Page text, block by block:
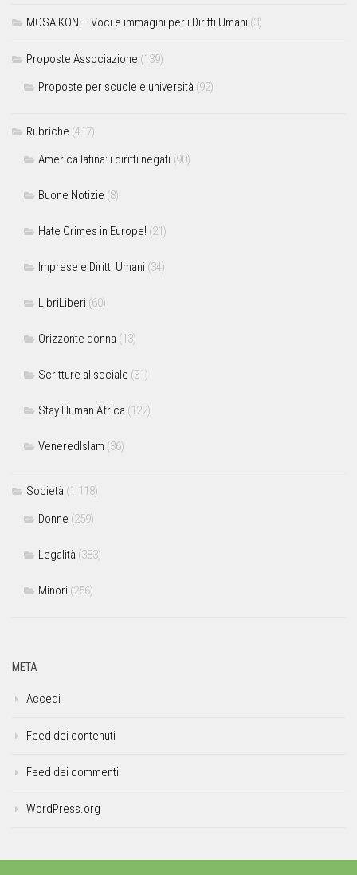
MOSAIKON – Voci e immagini per i Diritti Umani (3)
Proposte Associazione (139)
Proposte per scuole e università (92)
Rubriche (417)
America latina: i diritti negati (90)
Buone Notizie (8)
Hate Crimes in Europe! (21)
Imprese e Diritti Umani (34)
LibriLiberi (60)
Orizzonte donna (13)
Scritture al sociale (31)
Stay Human Africa (122)
VeneredIslam (36)
Società (1.118)
Donne (259)
Legalità (383)
Minori (256)
META
Accedi
Feed dei contenuti
Feed dei commenti
WordPress.org